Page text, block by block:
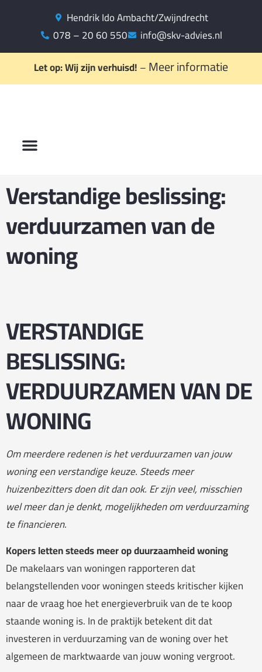
Hendrik Ido Ambacht/Zwijndrecht
078 – 20 60 550
info@skv-advies.nl
Let op: Wij zijn verhuisd!–Meer informatie
Verstandige beslissing:
verduurzamen van de
woning
VERSTANDIGE
BESLISSING:
VERDUURZAMEN VAN DE
WONING
Om meerdere redenen is het verduurzamen van jouw
woning een verstandige keuze. Steeds meer
huizenbezitters doen dit dan ook. Er zijn veel, misschien
wel meer dan je denkt, mogelijkheden om verduurzaming
te financieren.
Kopers letten steeds meer op duurzaamheid woning
De makelaars van woningen rapporteren dat
belangstellenden voor woningen steeds kritischer kijken
naar de vraag hoe het energieverbruik van de te koop
staande woning is. In de praktijk betekent dit dat
investeren in verduurzaming van de woning over het
algemeen de marktwaarde van jouw woning vergroot.